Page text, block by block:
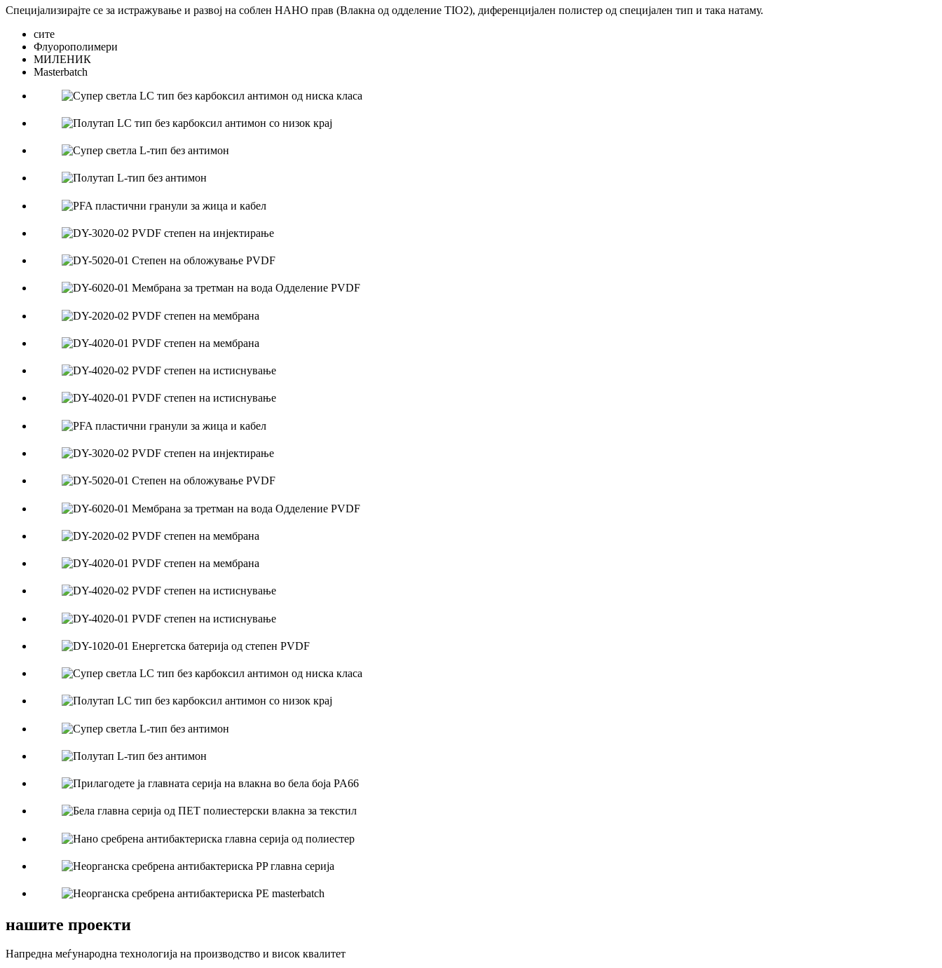
Специјализирајте се за истражување и развој на соблен НАНО прав (Влакна од одделение TIO2), диференцијален полистер од специјален тип и така натаму.
сите
Флуорополимери
МИЛЕНИК
Masterbatch
нашите проекти
Напредна меѓународна технологија на производство и висок квалитет